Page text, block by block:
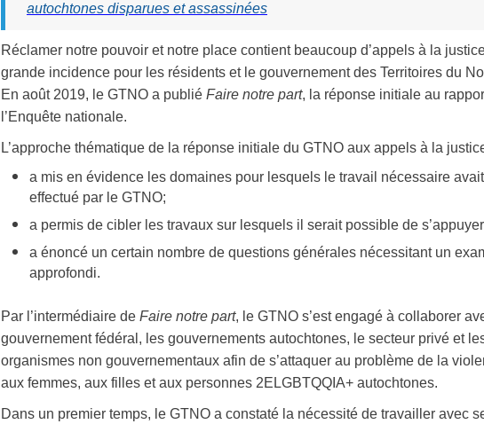
autochtones disparues et assassinées
Réclamer notre pouvoir et notre place contient beaucoup d’appels à la
grande incidence pour les résidents et le gouvernement des Territoires du
En août 2019, le GTNO a publié Faire notre part, la réponse initiale au
l’Enquête nationale.
L’approche thématique de la réponse initiale du GTNO aux appels à la
a mis en évidence les domaines pour lesquels le travail nécessaire
effectué par le GTNO;
a permis de cibler les travaux sur lesquels il serait possible de
a énoncé un certain nombre de questions générales nécessitant un
approfondi.
Par l’intermédiaire de Faire notre part, le GTNO s’est engagé à collaborer
gouvernement fédéral, les gouvernements autochtones, le secteur privé et
organismes non gouvernementaux afin de s’attaquer au problème de la
aux femmes, aux filles et aux personnes 2ELGBTQQIA+ autochtones.
Dans un premier temps, le GTNO a constaté la nécessité de travailler avec